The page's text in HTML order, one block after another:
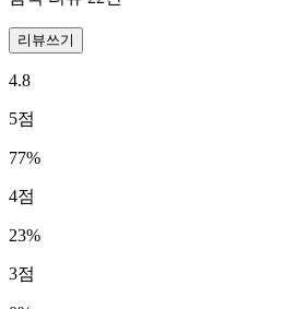
리뷰쓰기
4.8
5점
77%
4점
23%
3점